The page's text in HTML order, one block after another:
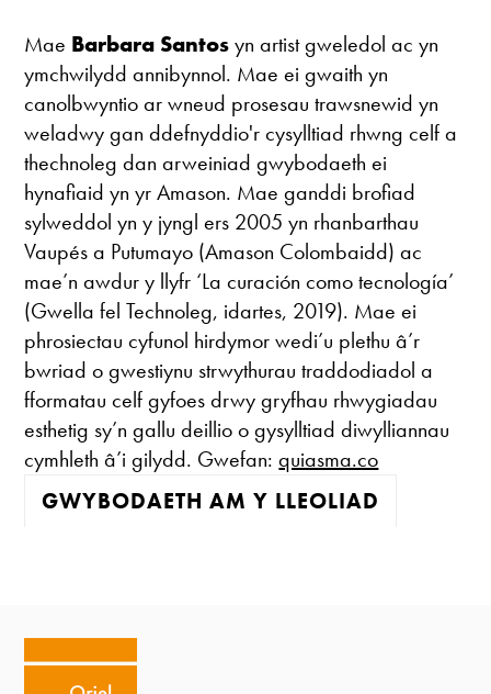
Mae Barbara Santosyn artist gweledol ac yn
ymchwilydd annibynnol. Mae ei gwaith yn
canolbwyntio ar wneud prosesau trawsnewid yn
weladwy gan ddefnyddio'r cysylltiad rhwng celf a
thechnoleg dan arweiniad gwybodaeth ei
hynafiaid yn yr Amason. Mae ganddi brofiad
sylweddol yn y jyngl ers 2005 yn rhanbarthau
Vaupés a Putumayo (Amason Colombaidd) ac
mae’n awdur y llyfr ‘La curación como tecnología’
(Gwella fel Technoleg, idartes, 2019). Mae ei
phrosiectau cyfunol hirdymor wedi’u plethu â’r
bwriad o gwestiynu strwythurau traddodiadol a
fformatau celf gyfoes drwy gryfhau rhwygiadau
esthetig sy’n gallu deillio o gysylltiad diwylliannau
cymhleth â’i gilydd. Gwefan:quiasma.co
GWYBODAETH AM Y LLEOLIAD
Caffi yn cau am 3